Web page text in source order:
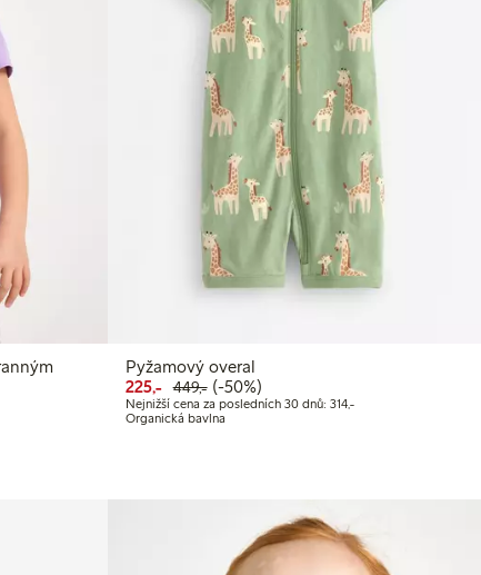
cena za posledních 30 dnů: 175,00 Kč
Pyžamový overal
225,- Snížená cena: 225,00 Kč
449,-Běžná cena: 449,00 Kč
50% sleva
(-50%)
Nejnižší cena za posledních 30 dnů: 314,-Nejnižší cena za
Organická bavlna